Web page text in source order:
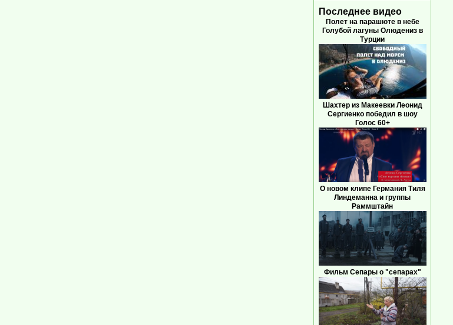
Последнее видео
Полет на парашюте в небе
Голубой лагуны Олюдениз в
Турции
Шахтер из Макеевки Леонид
Сергиенко победил в шоу
Голос 60+
О новом клипе Германия Тиля
Линдеманна и группы
Раммштайн
Фильм Сепары о "сепарах"